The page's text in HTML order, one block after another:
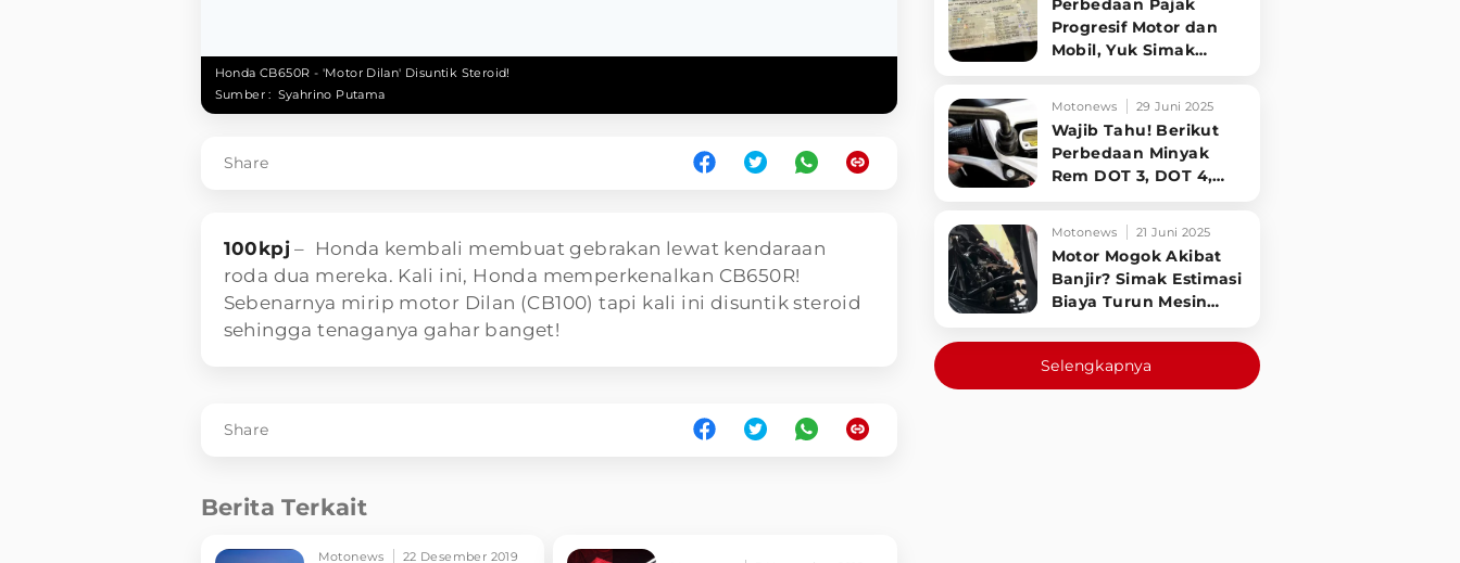
Honda CB650R - 'Motor Dilan' Disuntik Steroid!
Sumber : Syahrino Putama
Share
100kpj– Honda kembali membuat gebrakan lewat kendaraan
roda dua mereka. Kali ini, Honda memperkenalkan CB650R!
Sebenarnya mirip motor Dilan (CB100) tapi kali ini disuntik steroid
sehingga tenaganya gahar banget!
Share
Berita Terkait
Motonews 22 Desember 2019
Perbedaan Pajak
Progresif Motor dan
Mobil, Yuk Simak
Singkatnya!
Motonews 29 Juni 2025
Wajib Tahu! Berikut
Perbedaan Minyak
Rem DOT 3, DOT 4,
Motor Anda
Motonews 21 Juni 2025
Motor Mogok Akibat
Banjir? Simak Estimasi
Biaya Turun Mesin
Tahu!
Selengkapnya